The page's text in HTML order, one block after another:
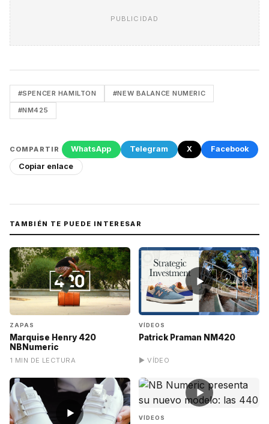
PUBLICIDAD
#SPENCER HAMILTON #NEW BALANCE NUMERIC
#NM425
COMPARTIR WhatsApp Telegram X
Facebook
Copiar enlace
TAMBIÉN TE PUEDE INTERESAR
ZAPAS
Marquise Henry 420
NBNumeric
1 MIN DE LECTURA
▶
VÍDEOS
Patrick Praman NM420
▶ VÍDEO
▶
▶
VÍDEOS